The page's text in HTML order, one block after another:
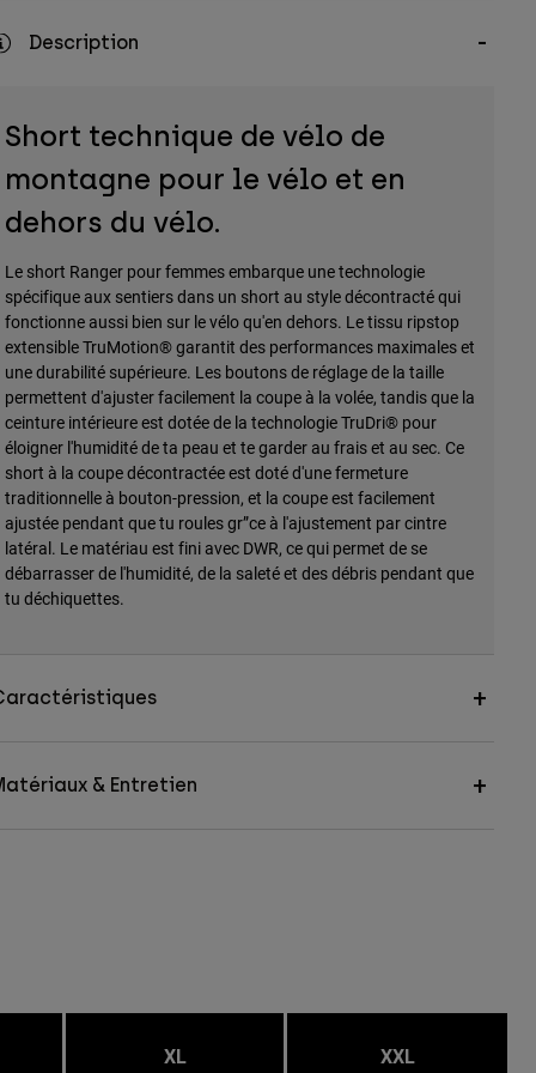
Description
Short technique de vélo de
montagne pour le vélo et en
dehors du vélo.
Le short Ranger pour femmes embarque une technologie
spécifique aux sentiers dans un short au style décontracté qui
fonctionne aussi bien sur le vélo qu'en dehors. Le tissu ripstop
extensible TruMotion® garantit des performances maximales et
une durabilité supérieure. Les boutons de réglage de la taille
permettent d'ajuster facilement la coupe à la volée, tandis que la
ceinture intérieure est dotée de la technologie TruDri® pour
éloigner l'humidité de ta peau et te garder au frais et au sec. Ce
short à la coupe décontractée est doté d'une fermeture
traditionnelle à bouton-pression, et la coupe est facilement
ajustée pendant que tu roules gr”ce à l'ajustement par cintre
latéral. Le matériau est fini avec DWR, ce qui permet de se
débarrasser de l'humidité, de la saleté et des débris pendant que
tu déchiquettes.
& Entretien
XL XXL